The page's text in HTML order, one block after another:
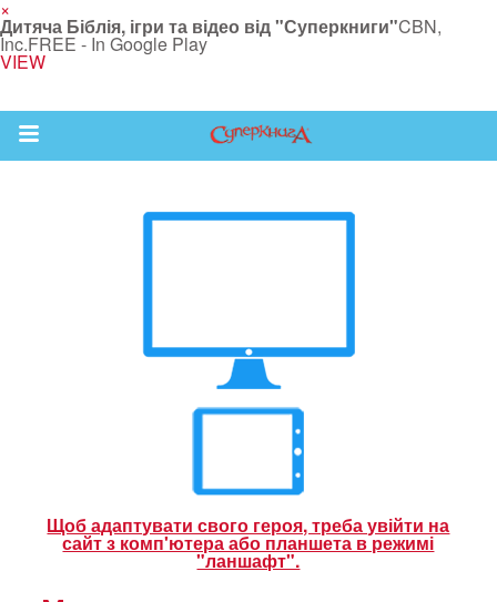
×
Дитяча Біблія, ігри та відео від "Суперкниги"CBN,
Inc.FREE - In Google Play
VIEW
Return to Content
"Суперкнига"
Щоб адаптувати свого героя, треба увійти на
сайт з комп'ютера або планшета в режимі
"ланшафт".